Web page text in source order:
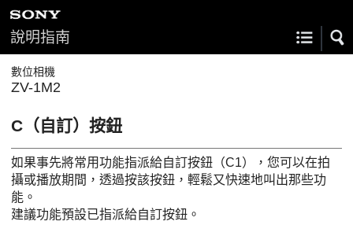
說明指南
數位相機
ZV-1M2
C（自訂）按鈕
如果事先將常用功能指派給自訂按鈕（C1），您可以在拍
攝或播放期間，透過按該按鈕，輕鬆又快速地叫出那些功
能。
建議功能預設已指派給自訂按鈕。